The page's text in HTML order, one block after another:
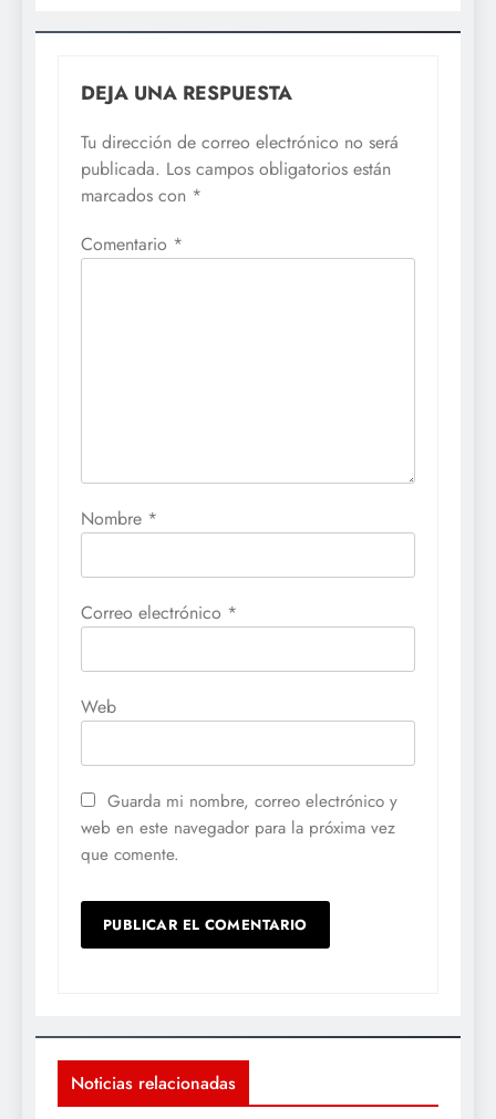
DEJA UNA RESPUESTA
Tu dirección de correo electrónico no será
publicada. Los campos obligatorios están
marcados con *
Comentario *
Nombre *
Correo electrónico *
Web
Guarda mi nombre, correo electrónico y
web en este navegador para la próxima vez
que comente.
Noticias relacionadas